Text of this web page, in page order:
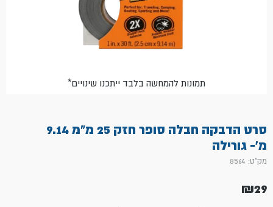
סרט הדבקה חבלה סופר חזק 25 מ"מ 9.14
מ'- גורילה
מק"ט: 8564
₪29
*תמונות להמחשה בלבד ייתכנו שינויים